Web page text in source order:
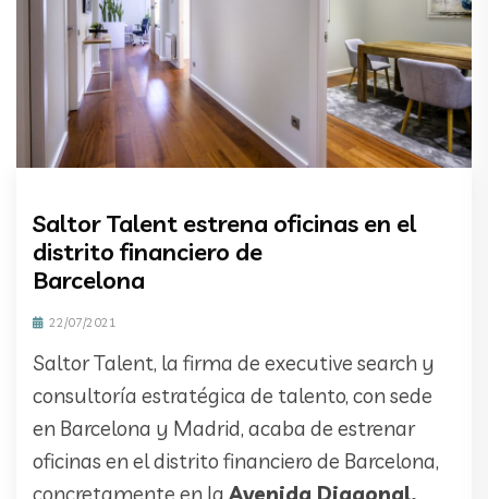
Saltor Talent estrena oficinas en el
distrito financiero de
Barcelona
22/07/2021
Saltor Talent, la firma de executive search y
consultoría estratégica de talento, con sede
en Barcelona y Madrid, acaba de estrenar
oficinas en el distrito financiero de Barcelona,